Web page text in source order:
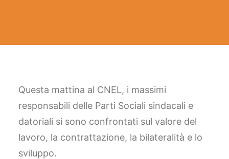
Ricerca
Questa mattina al CNEL, i massimi
responsabili delle Parti Sociali sindacali e
datoriali si sono confrontati sul valore del
lavoro, la contrattazione, la bilateralità e lo
sviluppo.